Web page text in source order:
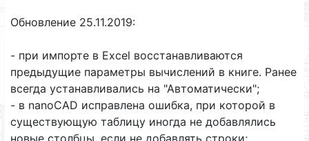
Обновление 25.11.2019:
- при импорте в Excel восстанавливаются
предыдущие параметры вычислений в книге. Ранее
всегда устанавливались на "Автоматически";
- в nanoCAD исправлена ошибка, при которой в
существующую таблицу иногда не добавлялись
новые столбцы, если не добавлять строки;